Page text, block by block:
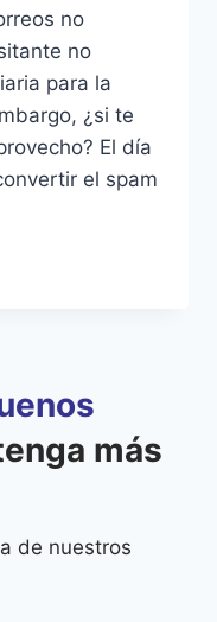
no
no
para la
¿si te
El día
el spam
más
de nuestros